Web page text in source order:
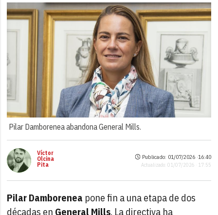
Pilar Damborenea abandona General Mills.
Víctor
Olcina
Pita
Publicado: 01/07/2026 ·16:40
Actualizado: 01/07/2026 · 17:55
Pilar Damborenea pone fin a una etapa de dos
décadas en General Mills. La directiva ha